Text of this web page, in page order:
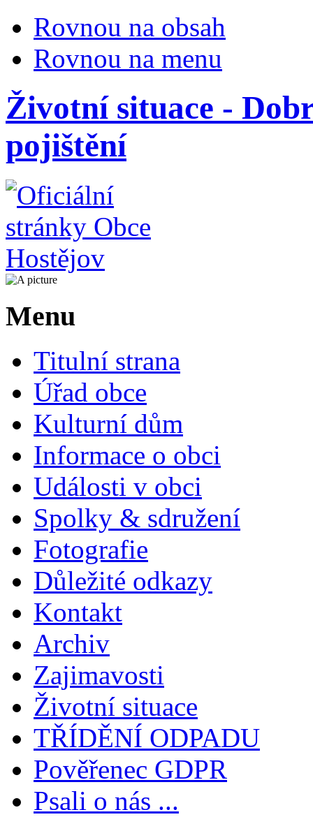
Rovnou na obsah
Rovnou na menu
Životní situace -
pojištění
Menu
Titulní strana
Úřad obce
Kulturní dům
Informace o obci
Události v obci
Spolky & sdružení
Fotografie
Důležité odkazy
Kontakt
Archiv
Zajimavosti
Životní situace
TŘÍDĚNÍ ODPADU
Pověřenec GDPR
Psali o nás ...